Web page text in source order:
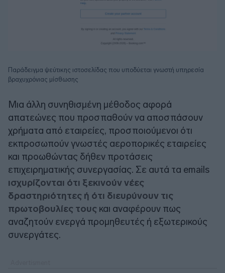
Παράδειγμα ψεύτικης ιστοσελίδας που υποδύεται γνωστή υπηρεσία
βραχυχρόνιας μίσθωσης
Μια άλλη συνηθισμένη μέθοδος αφορά
απατεώνες που προσπαθούν να αποσπάσουν
χρήματα από εταιρείες, προσποιούμενοι ότι
εκπροσωπούν γνωστές αεροπορικές εταιρείες
και προωθώντας δήθεν προτάσεις
επιχειρηματικής συνεργασίας. Σε αυτά τα emails
ισχυρίζονται ότι ξεκινούν νέες
δραστηριότητες ή ότι διευρύνουν τις
πρωτοβουλίες τους και αναφέρουν πως
αναζητούν ενεργά προμηθευτές ή εξωτερικούς
συνεργάτες.